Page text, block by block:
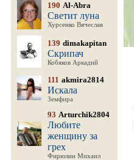
190 Al-Abra
Светит луна
Хурсенко Вячеслав
139 dimakapitan
Скрипач
Кобяков Аркадий
111 akmira2814
Искала
Земфира
93 Arturchik2804
Любите
женщину за
грех
Фирюлин Михаил